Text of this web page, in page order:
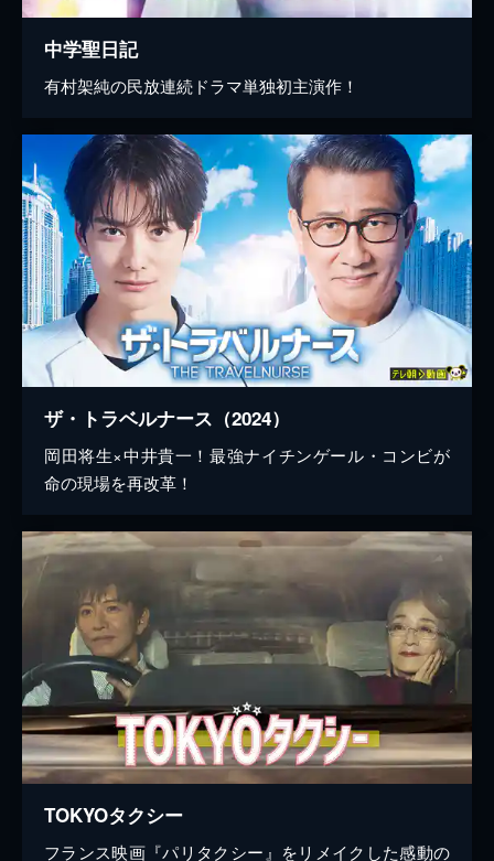
中学聖日記
有村架純の民放連続ドラマ単独初主演作！
ザ・トラベルナース（2024）
岡田将生×中井貴一！最強ナイチンゲール・コンビが
命の現場を再改革！
TOKYOタクシー
フランス映画『パリタクシー』をリメイクした感動の